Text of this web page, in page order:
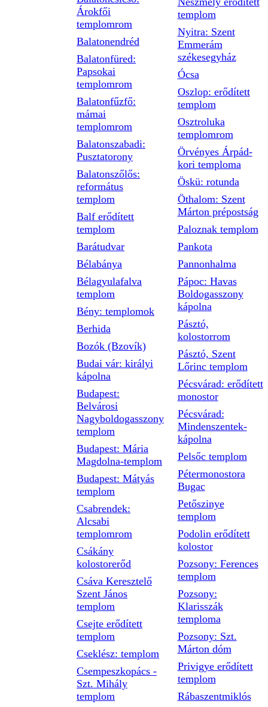
Árokfői
templomrom
Balatonendréd
Balatonfüred:
Papsokai
templomrom
Balatonfűzfő:
mámai
templomrom
Balatonszabadi:
Pusztatorony
Balatonszőlős:
református
templom
Balf erődített
templom
Barátudvar
Bélabánya
Bélagyulafalva
templom
Bény: templomok
Berhida
Bozók (Bzovík)
Budai vár: királyi
kápolna
Budapest:
Belvárosi
Nagyboldogasszony
templom
Budapest: Mária
Magdolna-templom
Budapest: Mátyás
templom
Csabrendek:
Alcsabi
templomrom
Csákány
kolostorerőd
Csáva Keresztelő
Szent János
templom
Csejte erődített
templom
Cseklész: templom
Csempeszkopács -
Szt. Mihály
templom
templom
Nyitra: Szent
Emmerám
székesegyház
Ócsa
Oszlop: erődített
templom
Osztroluka
templomrom
Örvényes Árpád-
kori temploma
Öskü: rotunda
Öthalom: Szent
Márton prépostság
Paloznak templom
Pankota
Pannonhalma
Pápoc: Havas
Boldogasszony
kápolna
Pásztó,
kolostorrom
Pásztó, Szent
Lőrinc templom
Pécsvárad: erődített
monostor
Pécsvárad:
Mindenszentek-
kápolna
Pelsőc templom
Pétermonostora
Bugac
Petőszinye
templom
Podolin erődített
kolostor
Pozsony: Ferences
templom
Pozsony:
Klarisszák
temploma
Pozsony: Szt.
Márton dóm
Privigye erődített
templom
Rábaszentmiklós